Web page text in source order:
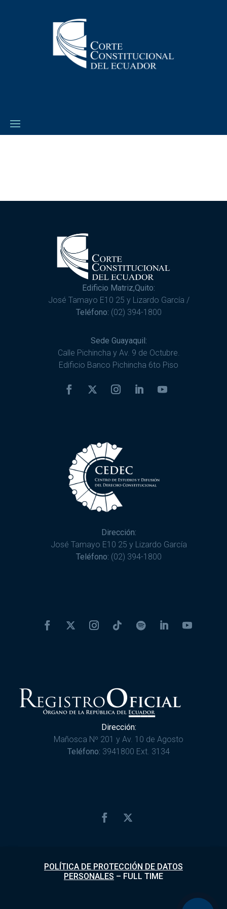
Edificio Matriz,Quito:
José Tamayo E10 25 y Lizardo García /
Teléfono: (02) 394-1800
Sede Guayaquil:
Calle Pichincha y Av. 9 de Octubre.
Edificio Banco Pichincha 6to Piso
Dirección:
José Tamayo E10 25 y Lizardo García
Teléfono: (02) 394-1800
Dirección:
Mañosca Nº 201 y Av. 10 de Agosto
Teléfono: 3941800 Ext. 3134
POLÍTICA DE PROTECCIÓN DE DATOS
PERSONALES – FULL TIME